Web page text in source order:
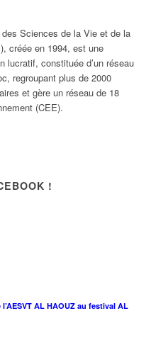
Sciences de la Vie et de la
créée en 1994, est une
lucratif, constituée d’un réseau
regroupant plus de 2000
et gère un réseau de 18
(CEE).
!
AL HAOUZ au festival AL